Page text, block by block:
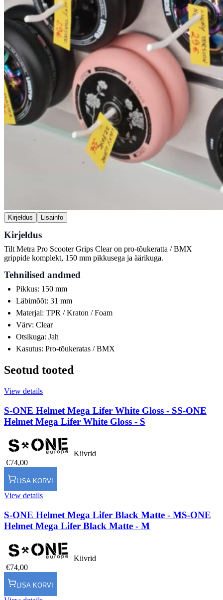
Kirjeldus Lisainfo
Kirjeldus
Tilt Metra Pro Scooter Grips Clear on pro-tõukeratta / BMX
grippide komplekt, 150 mm pikkusega ja äärikuga.
Tehnilised andmed
Pikkus: 150 mm
Läbimõõt: 31 mm
Materjal: TPR / Kraton / Foam
Värv: Clear
Otsikuga: Jah
Kasutus: Pro-tõukeratas / BMX
Seotud tooted
View details
S-ONE Helmet Mega Lifer White Gloss - SS-ONE
Helmet Mega Lifer White Gloss - S
Kiivrid
€74,00
LISA KORVI
View details
S-ONE Helmet Mega Lifer Black Matte - MS-ONE
Helmet Mega Lifer Black Matte - M
Kiivrid
€74,00
LISA KORVI